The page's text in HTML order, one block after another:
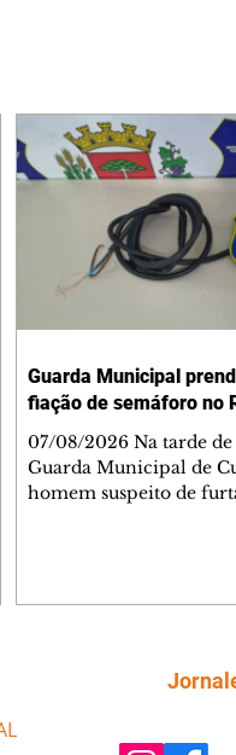
Guarda Municipal
fiação de semáforo no
07/08/2026 Na tarde
Guarda Municipal de
homem suspeito de
havia sido detido por
apontaram como autor